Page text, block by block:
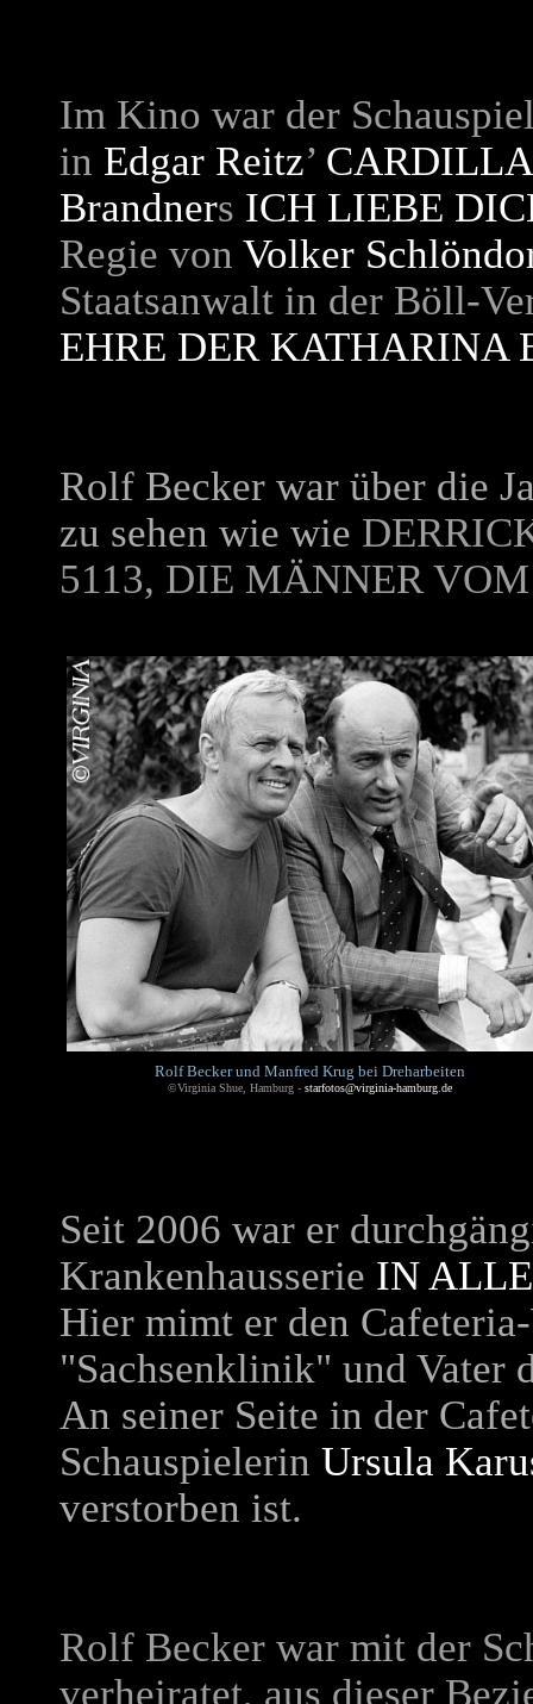
Im Kino war der
in Edgar Reitz’
Brandners ICH LIEBE
Regie von Volker
Staatsanwalt in der Böll-
EHRE DER KATHARINA
Rolf Becker war über die
zu sehen wie wie
5113, DIE MÄNNER
Rolf Becker und Manfred Krug bei Dreharbeiten
©Virginia Shue, Hamburg - starfotos@virginia-hamburg.de
Seit 2006 war er
Krankenhausserie IN
Hier mimt er den
"Sachsenklinik" und Vater
An seiner Seite in der
Schauspielerin Ursula
verstorben ist.
Rolf Becker war mit der
verheiratet, aus dieser